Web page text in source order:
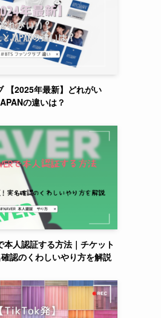
【2025年最新】どれがい
の違いは？
本人認証する方法｜チケット
認のくわしいやり方を解説